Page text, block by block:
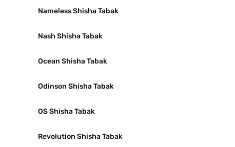
Nameless Shisha Tabak
Nash Shisha Tabak
Ocean Shisha Tabak
Odinson Shisha Tabak
OS Shisha Tabak
Revolution Shisha Tabak